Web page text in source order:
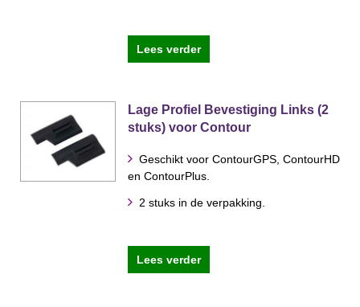
Lees verder
Lage Profiel Bevestiging Links (2
stuks) voor Contour
Geschikt voor ContourGPS, ContourHD
en ContourPlus.
2 stuks in de verpakking.
Lees verder